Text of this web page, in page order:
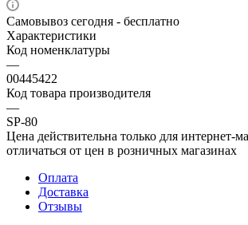
Самовывоз сегодня - бесплатно
Характеристики
Код номенклатуры
—
00445422
Код товара производителя
—
SP-80
Цена действительна только для интернет-
отличаться от цен в розничных магазинах
Оплата
Доставка
Отзывы